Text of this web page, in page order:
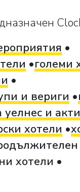
големи
и вериги
и
хотели
хотели